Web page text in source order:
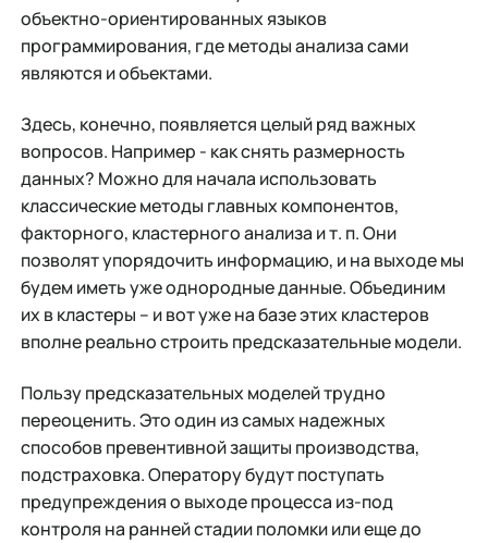
объектно-ориентированных языков
программирования, где методы анализа сами
являются и объектами.
Здесь, конечно, появляется целый ряд важных
вопросов. Например - как снять размерность
данных? Можно для начала использовать
классические методы главных компонентов,
факторного, кластерного анализа и т. п. Они
позволят упорядочить информацию, и на выходе мы
будем иметь уже однородные данные. Объединим
их в кластеры – и вот уже на базе этих кластеров
вполне реально строить предсказательные модели.
Пользу предсказательных моделей трудно
переоценить. Это один из самых надежных
способов превентивной защиты производства,
подстраховка. Оператору будут поступать
предупреждения о выходе процесса из-под
контроля на ранней стадии поломки или еще до